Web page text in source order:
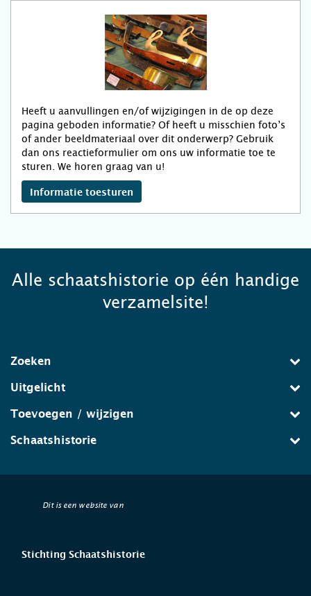
Heeft u aanvullingen en/of wijzigingen in de op deze
pagina geboden informatie? Of heeft u misschien foto’s
of ander beeldmateriaal over dit onderwerp? Gebruik
dan ons reactieformulier om ons uw informatie toe te
sturen. We horen graag van u!
Informatie toesturen
Alle schaatshistorie op één handige
verzamelsite!
Zoeken
Uitgelicht
Toevoegen / wijzigen
Schaatshistorie
Dit is een website van
Stichting Schaatshistorie